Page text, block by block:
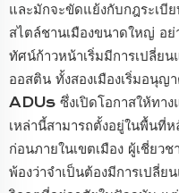
และมักจะขัดแย้งกับกฎระเบี
สไตล์ชานเมืองขนาดใหญ่ อย่
ทัศน์ก้าวหน้าเริ่มมีการเปลี่ย
ออสติน ทั้งสองเมืองเริ่มอนุญ
ADUs ซึ่งเปิดโอกาสให้ทา
เหล่านี้สามารถตั้งอยู่ในพื้นที่
ก่อนภายในเขตเมือง ผู้เชี่ยว
พ้องว่าจำเป็นต้องมีการเปลี่ย